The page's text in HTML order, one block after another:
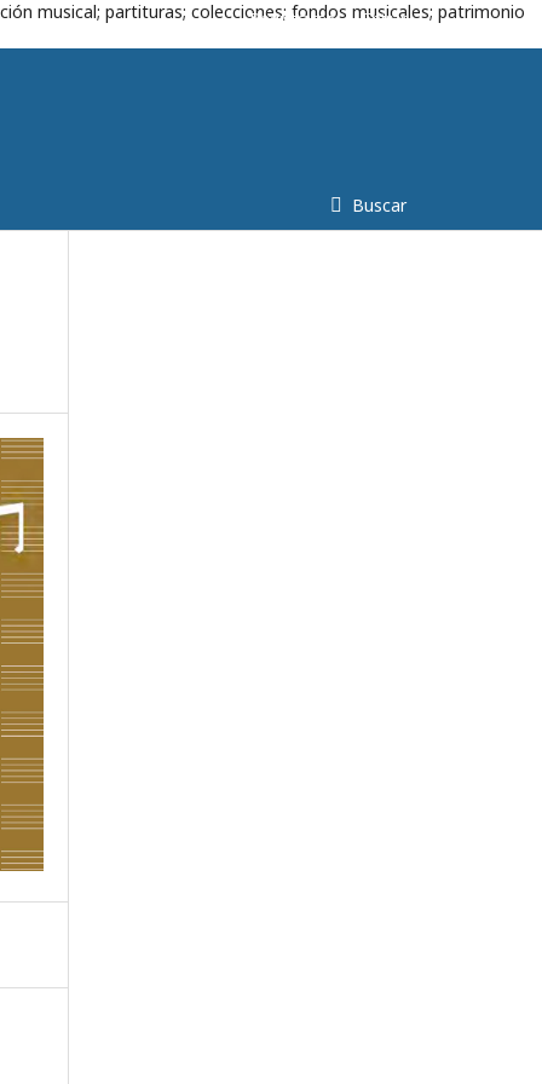
musical; partituras; colecciones; fondos musicales; patrimonio
Buscar
Registrarse Entrar